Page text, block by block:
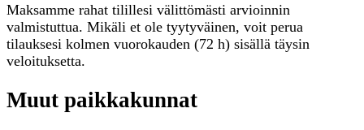
Maksamme rahat tilillesi välittömästi arvioinnin
valmistuttua. Mikäli et ole tyytyväinen, voit perua
tilauksesi kolmen vuorokauden (72 h) sisällä täysin
veloituksetta.
Muut paikkakunnat